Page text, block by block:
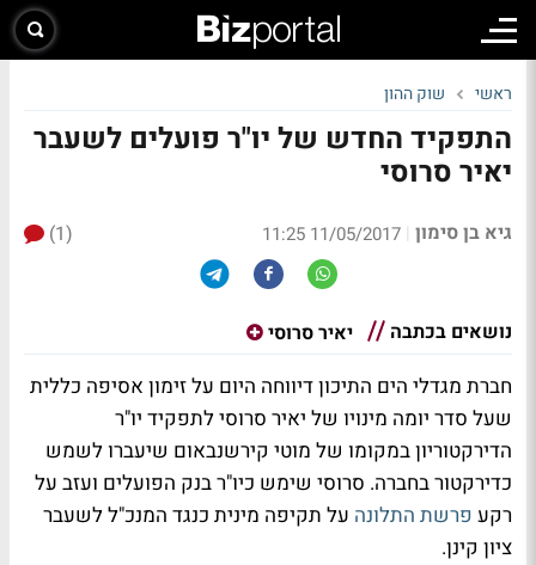
ראשי שוק ההון
התפקיד החדש של יו"ר פועלים לשעבר
יאיר סרוסי
גיא בן סימון |
11/05/2017 11:25
(1)
נושאים בכתבה יאיר סרוסי
חברת מגדלי הים התיכון דיווחה היום על זימון אסיפה כללית
שעל סדר יומה מינויו של יאיר סרוסי לתפקיד יו"ר
הדירקטוריון במקומו של מוטי קירשנבאום שיעברו לשמש
כדירקטור בחברה. סרוסי שימש כיו"ר בנק הפועלים ועזב על
רקע פרשת התלונה על תקיפה מינית כנגד המנכ"ל לשעבר
ציון קינן.